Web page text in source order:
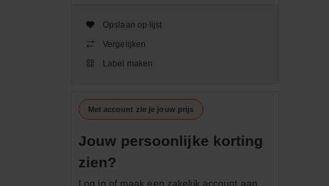
Opslaan op lijst
Vergelijken
Label maken
Met account zie je jouw prijs
Jouw persoonlijke korting
zien?
Log in of maak een zakelijk account aan.